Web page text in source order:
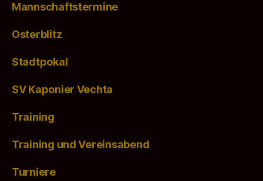
Mannschaftstermine
Osterblitz
Stadtpokal
SV Kaponier Vechta
Training
Training und Vereinsabend
Turniere